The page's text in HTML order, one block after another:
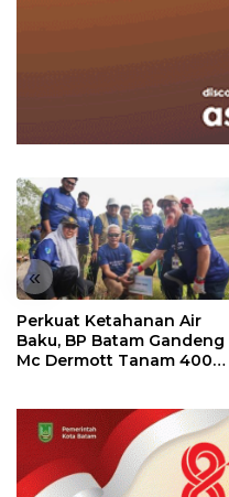
«
Perkuat Ketahanan Air
Baku, BP Batam Gandeng
Mc Dermott Tanam 400